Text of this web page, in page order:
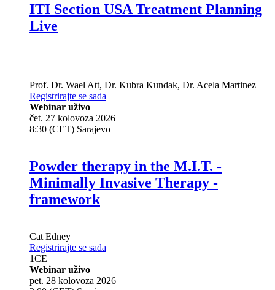
ITI Section USA Treatment Planning
Live
Prof. Dr. Wael Att, Dr. Kubra Kundak, Dr. Acela Martinez
Registrirajte se sada
Webinar uživo
čet. 27 kolovoza 2026
8:30 (CET) Sarajevo
Powder therapy in the M.I.T. -
Minimally Invasive Therapy -
framework
Cat Edney
Registrirajte se sada
1CE
Webinar uživo
pet. 28 kolovoza 2026